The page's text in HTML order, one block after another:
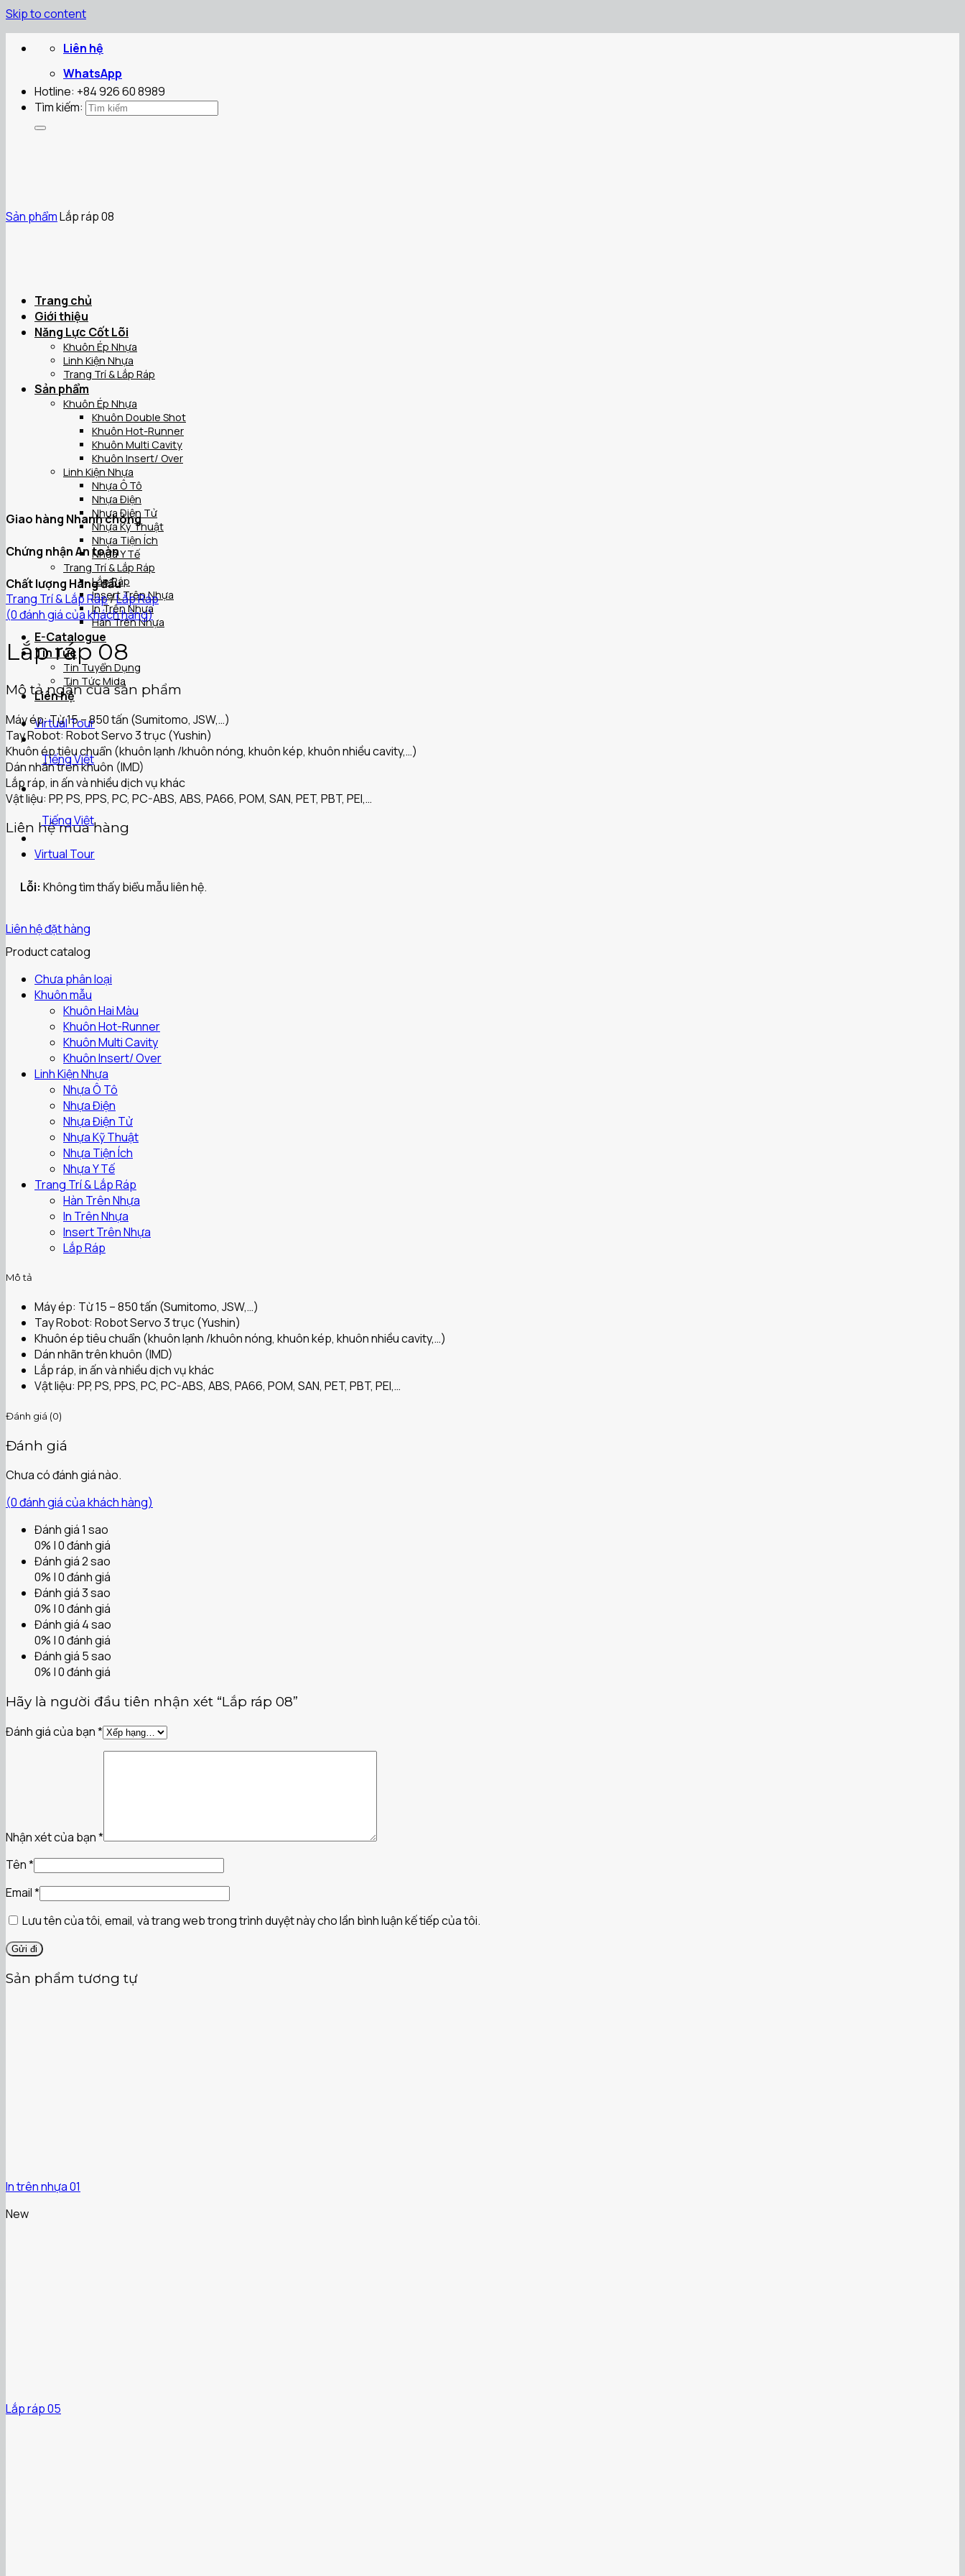
Skip to content
Liên hệ
WhatsApp
Hotline: +84 926 60 8989
Tìm kiếm:
Trang chủ
Giới thiệu
Năng Lực Cốt Lõi
Khuôn Ép Nhựa
Linh Kiện Nhựa
Trang Trí & Lắp Ráp
Sản phẩm
Khuôn Ép Nhựa
Khuôn Double Shot
Khuôn Hot-Runner
Khuôn Multi Cavity
Khuôn Insert/ Over
Linh Kiện Nhựa
Nhựa Ô Tô
Nhựa Điện
Nhựa Điện Tử
Nhựa Kỹ Thuật
Nhựa Tiện Ích
Nhựa Y Tế
Trang Trí & Lắp Ráp
Lắp Ráp
Insert Trên Nhựa
In Trên Nhựa
Hàn Trên Nhựa
E-Catalogue
Tin Tức
Tin Tuyển Dụng
Tin Tức Mida
Liên hệ
Virtual Tour
Tiếng Việt
Tiếng Việt
Virtual Tour
Sản phẩmLắp ráp 08
Giao hàng Nhanh chóng
Chứng nhận An toàn
Chất lượng Hàng đầu
Trang Trí & Lắp Ráp/Lắp Ráp
(0đánh giá của khách hàng)
Lắp ráp 08
Mô tả ngắn của sản phẩm
Máy ép: Từ 15 – 850 tấn (Sumitomo, JSW,…)
Tay Robot: Robot Servo 3 trục (Yushin)
Khuôn ép tiêu chuẩn (khuôn lạnh /khuôn nóng, khuôn kép, khuôn nhiều cavity,…)
Dán nhãn trên khuôn (IMD)
Lắp ráp, in ấn và nhiều dịch vụ khác
Vật liệu: PP, PS, PPS, PC, PC-ABS, ABS, PA66, POM, SAN, PET, PBT, PEI,…
Liên hệ mua hàng
Lỗi: Không tìm thấy biểu mẫu liên hệ.
Liên hệ đặt hàng
Product catalog
Chưa phân loại
Khuôn mẫu
Khuôn Hai Màu
Khuôn Hot-Runner
Khuôn Multi Cavity
Khuôn Insert/ Over
Linh Kiện Nhựa
Nhựa Ô Tô
Nhựa Điện
Nhựa Điện Tử
Nhựa Kỹ Thuật
Nhựa Tiện Ích
Nhựa Y Tế
Trang Trí & Lắp Ráp
Hàn Trên Nhựa
In Trên Nhựa
Insert Trên Nhựa
Lắp Ráp
Mô tả
Máy ép: Từ 15 – 850 tấn (Sumitomo, JSW,…)
Tay Robot: Robot Servo 3 trục (Yushin)
Khuôn ép tiêu chuẩn (khuôn lạnh /khuôn nóng, khuôn kép, khuôn nhiều cavity,…)
Dán nhãn trên khuôn (IMD)
Lắp ráp, in ấn và nhiều dịch vụ khác
Vật liệu: PP, PS, PPS, PC, PC-ABS, ABS, PA66, POM, SAN, PET, PBT, PEI,…
Đánh giá (0)
Đánh giá
Chưa có đánh giá nào.
(0đánh giá của khách hàng)
Đánh giá 1 sao
0% | 0 đánh giá
Đánh giá 2 sao
0% | 0 đánh giá
Đánh giá 3 sao
0% | 0 đánh giá
Đánh giá 4 sao
0% | 0 đánh giá
Đánh giá 5 sao
0% | 0 đánh giá
Hãy là người đầu tiên nhận xét “Lắp ráp 08”
Đánh giá của bạn*
Nhận xét của bạn*
Tên*
Email*
Lưu tên của tôi, email, và trang web trong trình duyệt này cho lần bình luận kế tiếp của tôi.
Sản phẩm tương tự
In trên nhựa 01
New
Lắp ráp 05